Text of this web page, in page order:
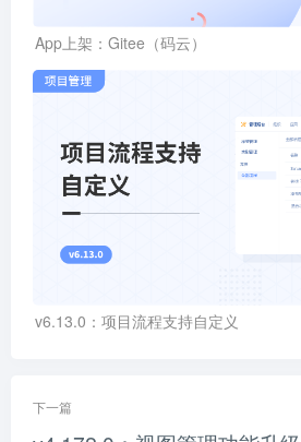
App上架：Gitee（码云）
v6.13.0：项目流程支持自定义
下一篇